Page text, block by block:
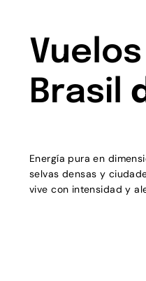
Brasil
Energía pura en
selvas densas y
vive con intensidad y